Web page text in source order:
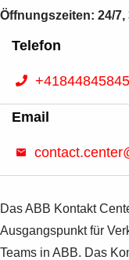
Suggestions
Products
See more products
Öffnungszeiten: 24/7,
Telefon
+41844845845
Email
Das ABB Kontakt
Ausgangspunkt für
Teams in ABB. Das